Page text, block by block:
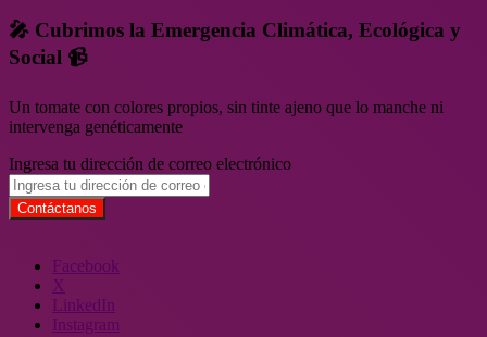
🎤 Cubrimos la Emergencia Climática, Ecológica y
Social 📹
Un tomate con colores propios, sin tinte ajeno que lo manche ni
intervenga genéticamente
Ingresa tu dirección de correo electrónico
Facebook
X
LinkedIn
Instagram